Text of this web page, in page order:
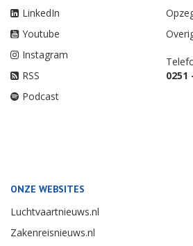
LinkedIn
Youtube
Instagram
RSS
Podcast
0251
ONZE WEBSITES
Luchtvaartnieuws.nl
Zakenreisnieuws.nl